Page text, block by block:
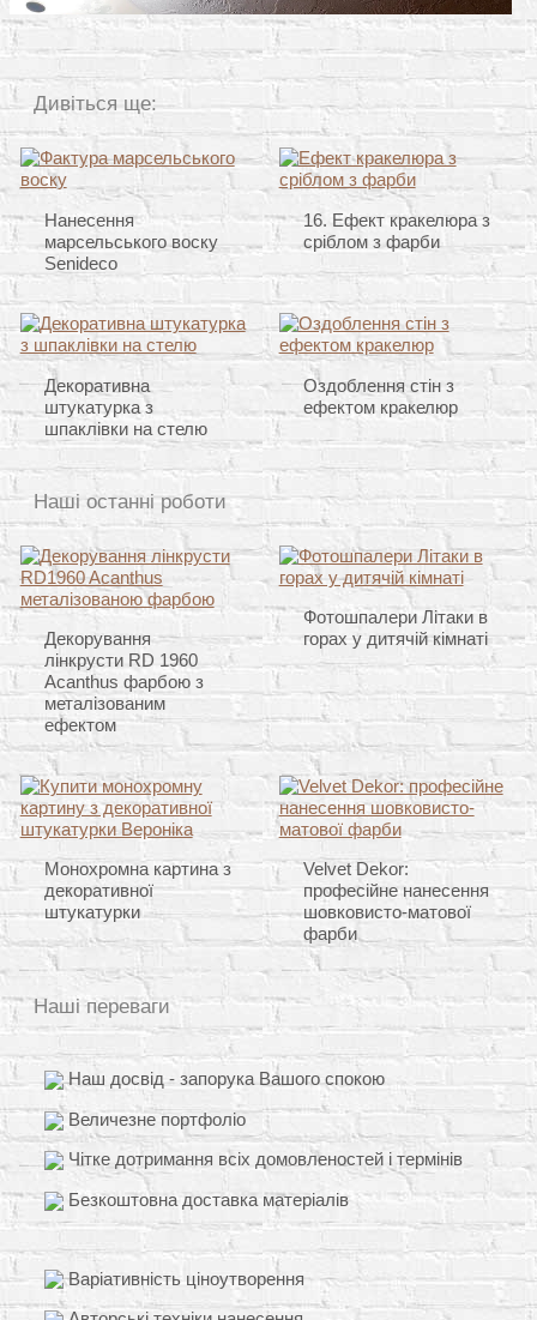
Дивіться ще:
Нанесення
марсельського воску
Senideco
16. Ефект кракелюра з
сріблом з фарби
Декоративна
штукатурка з
шпаклівки на стелю
Оздоблення стін з
ефектом кракелюр
Наші останні роботи
Декорування
лінкрусти RD 1960
Acanthus фарбою з
металізованим
ефектом
Фотошпалери Літаки в
горах у дитячій кімнаті
Монохромна картина з
декоративної
штукатурки
Velvet Dekor:
професійне нанесення
шовковисто-матової
фарби
Наші переваги
Наш досвід - запорука Вашого спокою
Величезне портфоліо
Чітке дотримання всіх домовленостей і термінів
Безкоштовна доставка матеріалів
Варіативність ціноутворення